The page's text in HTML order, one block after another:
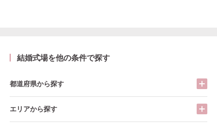
結婚式場を他の条件で探す
都道府県から探す
エリアから探す